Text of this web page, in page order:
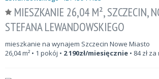
MIESZKANIE 26,04 M², SZCZECIN,
STEFANA LEWANDOWSKIEGO
mieszkanie na wynajem Szczecin Nowe Miasto
26,04m² • 1 pokój • 2 190zł/miesięcznie • 84zł za